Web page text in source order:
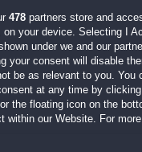
Hit!
Horden von Feinden
sind bereit, den Kampf
zu organisieren und die
Tower-Defense-Kracher
Zaubern entgegen
Geschick
478 partners store and
on your device. Selecting I
under we and our
your consent will disable
be as relevant to you. You
at any time by
the floating icon on the
within our Website. For